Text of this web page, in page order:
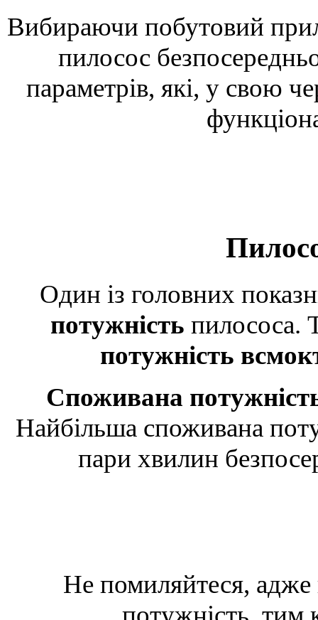
Вибираючи побутовий
пилосос
параметрів, які, у свою
Один із головних
потужність пилососа.
потужність
Споживана
Найбільша споживана
пари хвилин
Не помиляйтеся,